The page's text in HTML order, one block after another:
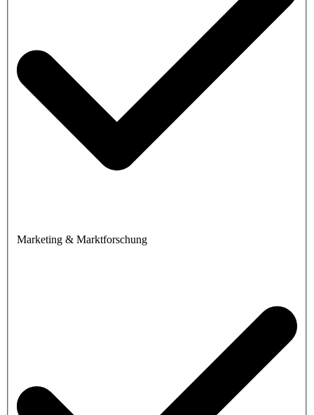
Marketing & Marktforschung